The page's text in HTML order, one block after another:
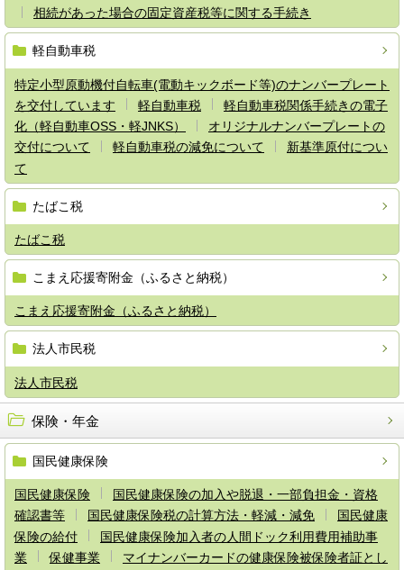
相続があった場合の固定資産税等に関する手続き
軽自動車税
特定小型原動機付自転車(電動キックボード等)のナンバープレート
を交付しています
軽自動車税
軽自動車税関係手続きの電子
化（軽自動車OSS・軽JNKS）
オリジナルナンバープレートの
交付について
軽自動車税の減免について
新基準原付につい
て
たばこ税
たばこ税
こまえ応援寄附金（ふるさと納税）
こまえ応援寄附金（ふるさと納税）
法人市民税
法人市民税
保険・年金
国民健康保険
国民健康保険
国民健康保険の加入や脱退・一部負担金・資格
確認書等
国民健康保険税の計算方法・軽減・減免
国民健康
保険の給付
国民健康保険加入者の人間ドック利用費用補助事
業
保健事業
マイナンバーカードの健康保険被保険者証とし